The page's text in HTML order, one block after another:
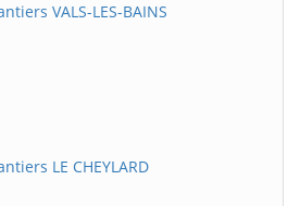
VALS-LES-BAINS
LE CHEYLARD